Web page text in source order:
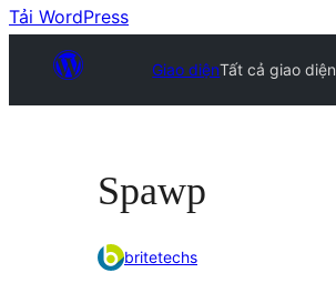
dung
Tải WordPress
Giao diệnTất cả giao diện
Spawp
britetechs